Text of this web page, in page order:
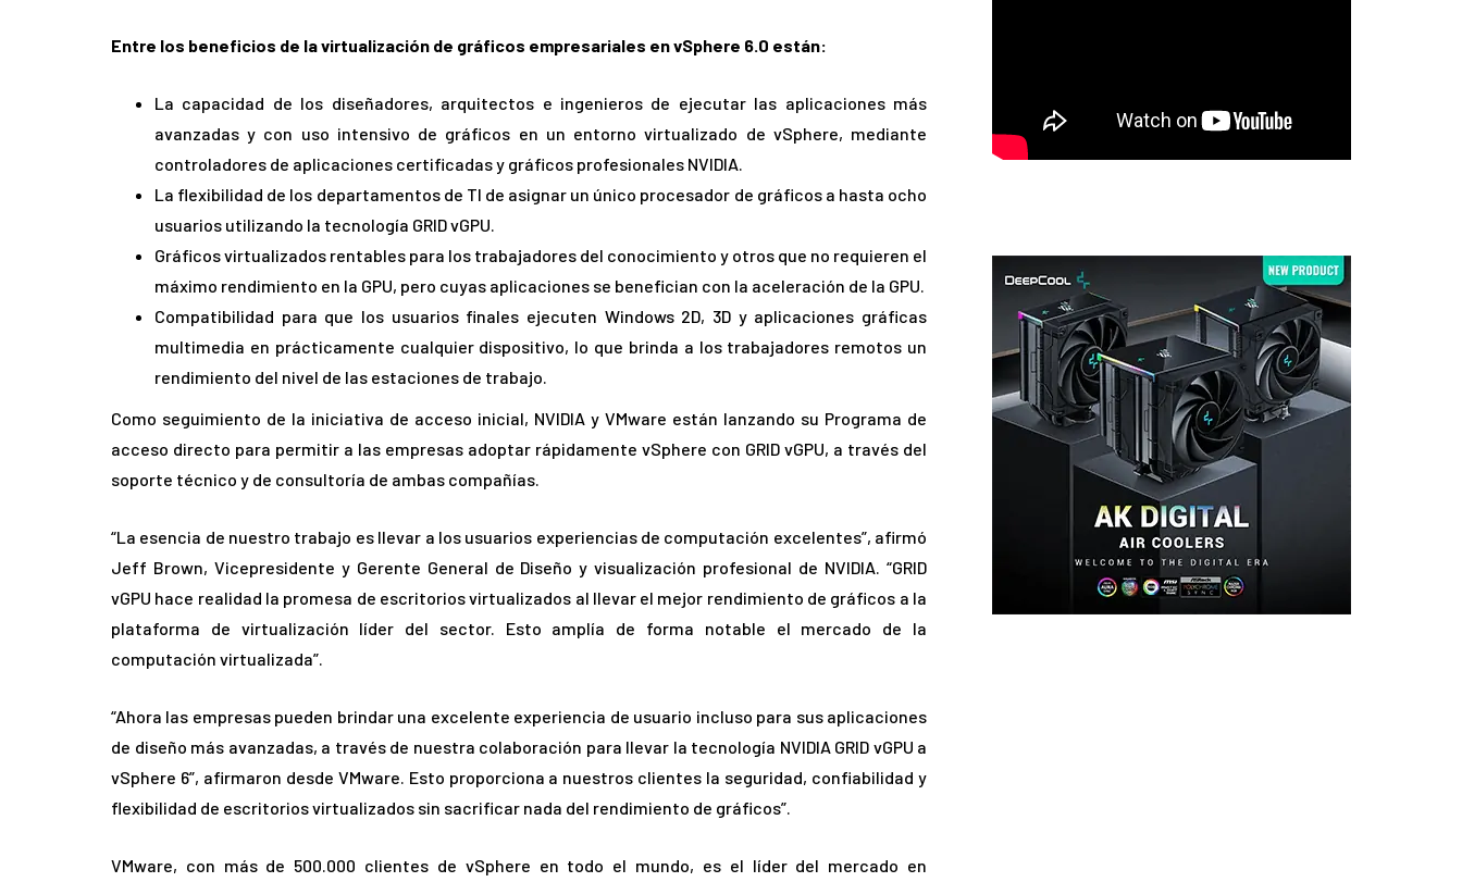
Entre los beneficios de la virtualización de gráficos empresariales en vSphere 6.0 están:
La capacidad de los diseñadores, arquitectos e ingenieros de ejecutar las aplicaciones más
avanzadas y con uso intensivo de gráficos en un entorno virtualizado de vSphere, mediante
controladores de aplicaciones certificadas y gráficos profesionales NVIDIA.
La flexibilidad de los departamentos de TI de asignar un único procesador de gráficos a hasta ocho
usuarios utilizando la tecnología GRID vGPU.
Gráficos virtualizados rentables para los trabajadores del conocimiento y otros que no requieren el
máximo rendimiento en la GPU, pero cuyas aplicaciones se benefician con la aceleración de la GPU.
Compatibilidad para que los usuarios finales ejecuten Windows 2D, 3D y aplicaciones gráficas
multimedia en prácticamente cualquier dispositivo, lo que brinda a los trabajadores remotos un
rendimiento del nivel de las estaciones de trabajo.
Como seguimiento de la iniciativa de acceso inicial, NVIDIA y VMware están lanzando su Programa de
acceso directo para permitir a las empresas adoptar rápidamente vSphere con GRID vGPU, a través del
soporte técnico y de consultoría de ambas compañías.
“La esencia de nuestro trabajo es llevar a los usuarios experiencias de computación excelentes”, afirmó
Jeff Brown, Vicepresidente y Gerente General de Diseño y visualización profesional de NVIDIA. “GRID
vGPU hace realidad la promesa de escritorios virtualizados al llevar el mejor rendimiento de gráficos a la
plataforma de virtualización líder del sector. Esto amplía de forma notable el mercado de la
computación virtualizada”.
“Ahora las empresas pueden brindar una excelente experiencia de usuario incluso para sus aplicaciones
de diseño más avanzadas, a través de nuestra colaboración para llevar la tecnología NVIDIA GRID vGPU a
vSphere 6”, afirmaron desde VMware. Esto proporciona a nuestros clientes la seguridad, confiabilidad y
flexibilidad de escritorios virtualizados sin sacrificar nada del rendimiento de gráficos”.
VMware, con más de 500.000 clientes de vSphere en todo el mundo, es el líder del mercado en